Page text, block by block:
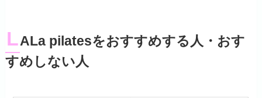
LALa pilatesをおすすめする人・おす
すめしない人